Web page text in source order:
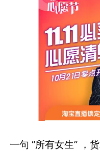
一句 “所有女生” ，